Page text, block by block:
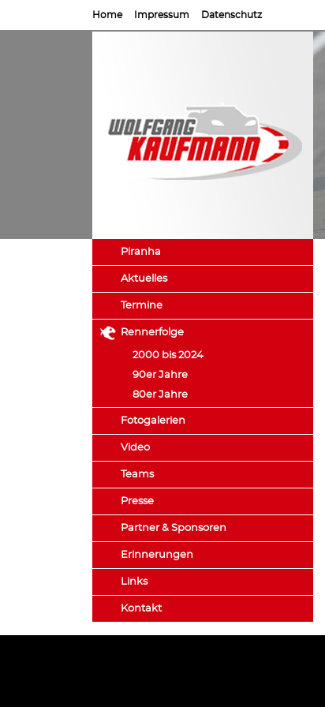
Home Impressum Datenschutz
Piranha
Aktuelles
Termine
Rennerfolge
2000 bis 2024
90er Jahre
80er Jahre
Fotogalerien
Video
Teams
Presse
Partner & Sponsoren
Erinnerungen
Links
Kontakt